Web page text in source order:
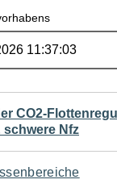
CO2-
schwere Nfz